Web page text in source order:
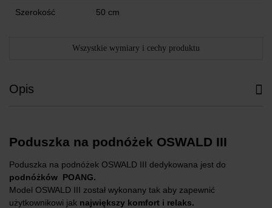
Szerokość 50 cm
Wszystkie wymiary i cechy produktu
Opis
Poduszka na podnóżek OSWALD III
Poduszka na podnóżek OSWALD III dedykowana jest do
podnóżków POANG.
Model OSWALD III został wykonany tak aby zapewnić
użytkownikowi jak największy komfort i relaks.